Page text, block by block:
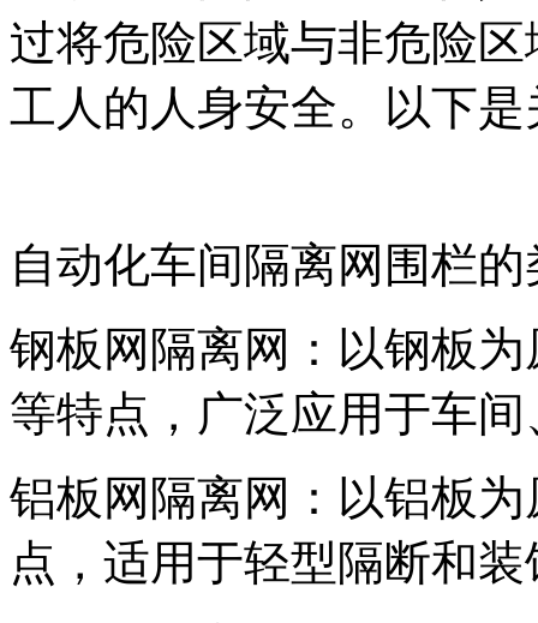
过将危险区域与非危险
工人的人身安全。以下
自动化车间隔离网围栏的
钢板网隔离网：以钢板
等特点，广泛应用于车
铝板网隔离网：以铝板
点，适用于轻型隔断和